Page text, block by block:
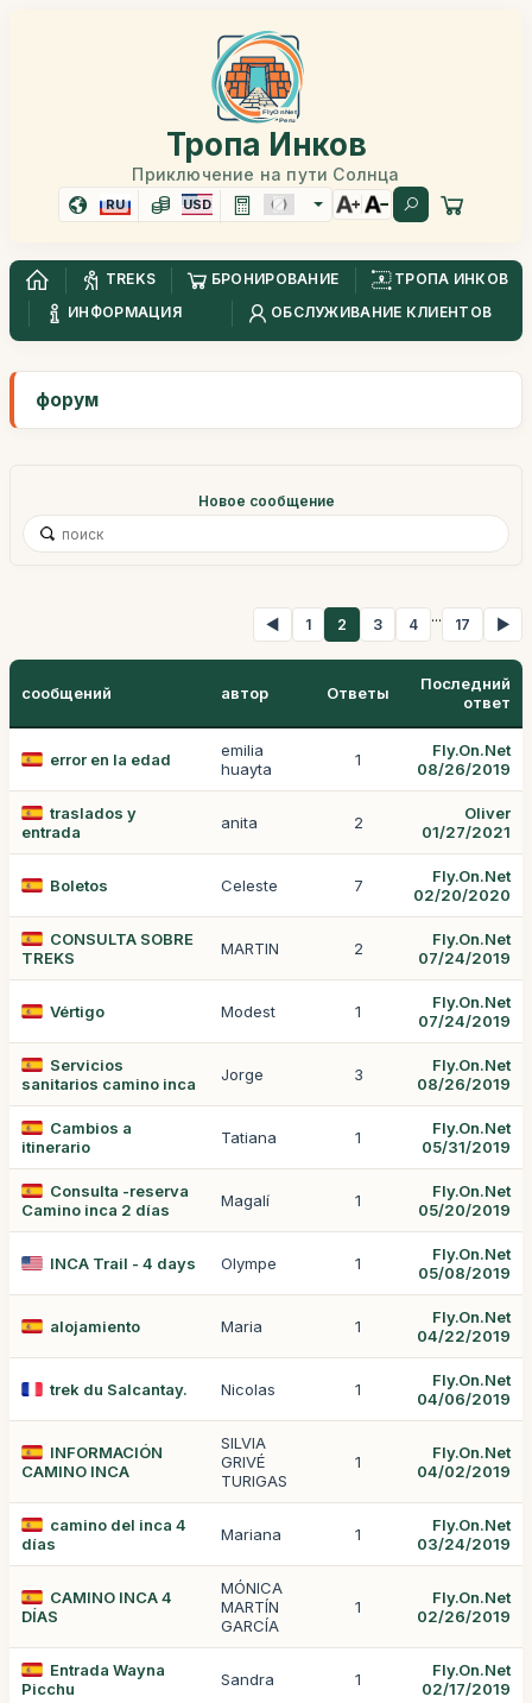
Тропа Инков
Приключение на пути Солнца
RU USD
TREKS БРОНИРОВАНИЕ
ТРОПА ИНКОВ
ИНФОРМАЦИЯ
ОБСЛУЖИВАНИЕ КЛИЕНТОВ
форум
Новое сообщение
◀ 1 2 3 4 ... 17 ▶
сообщений автор Ответы
Последний
ответ
error en la edad
emilia
huayta
1
Fly.On.Net
08/26/2019
traslados y
entrada
anita 2
Oliver
01/27/2021
Boletos Celeste 7
Fly.On.Net
02/20/2020
CONSULTA SOBRE
TREKS
MARTIN 2
Fly.On.Net
07/24/2019
Vértigo Modest 1
Fly.On.Net
07/24/2019
Servicios
sanitarios camino inca
Jorge 3
Fly.On.Net
08/26/2019
Cambios a
itinerario
Tatiana 1
Fly.On.Net
05/31/2019
Consulta -reserva
Camino inca 2 días
Magalí 1
Fly.On.Net
05/20/2019
INCA Trail - 4 days Olympe 1
Fly.On.Net
05/08/2019
alojamiento Maria 1
Fly.On.Net
04/22/2019
trek du Salcantay. Nicolas 1
Fly.On.Net
04/06/2019
INFORMACIÓN
CAMINO INCA
SILVIA
GRIVÉ
TURIGAS
1
Fly.On.Net
04/02/2019
camino del inca 4
días
Mariana 1
Fly.On.Net
03/24/2019
CAMINO INCA 4
DÍAS
MÓNICA
MARTÍN
GARCÍA
1
Fly.On.Net
02/26/2019
Entrada Wayna
Picchu
Sandra 1
Fly.On.Net
02/17/2019